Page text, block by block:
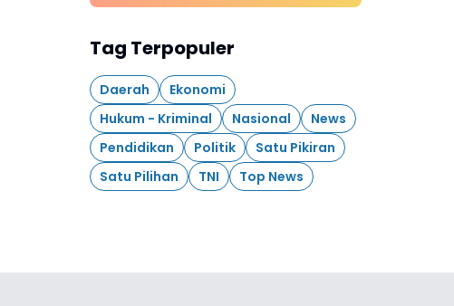
Tag Terpopuler
Daerah
Ekonomi
Hukum - Kriminal
Nasional
News
Pendidikan
Politik
Satu Pikiran
Satu Pilihan
TNI Top News